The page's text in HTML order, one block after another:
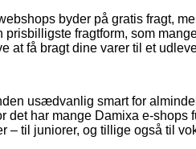
byder på gratis fragt,
prisbilligste fragtform, som
at få bragt dine varer til et
usædvanlig smart for
det har mange Damixa e-
– til juniorer, og tillige også til